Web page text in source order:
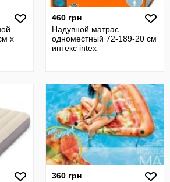
х
460 грн
Надувной матрас
одноместный 72-189-20 см
интекс intex
360 грн